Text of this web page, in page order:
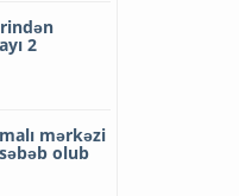
2
mərkəzi
olub